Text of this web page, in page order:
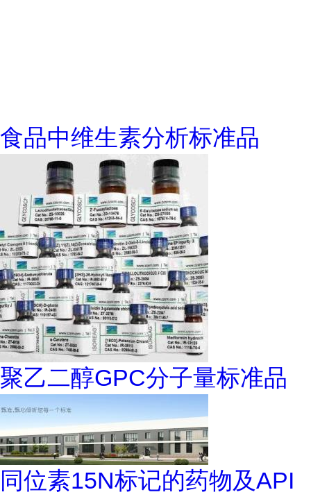
食品中维生素分析标准品
聚乙二醇GPC分子量标准品
同位素15N标记的药物及API